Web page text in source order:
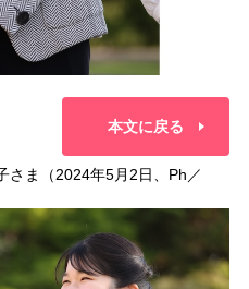
本文に戻る
さま（2024年5月2日、Ph／